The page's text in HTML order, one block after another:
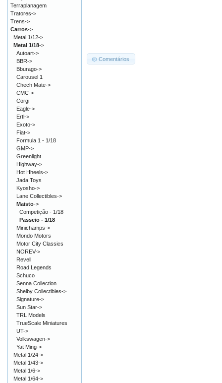
Comentários
Terraplanagem
Tratores->
Trens->
Carros->
Metal 1/12->
Metal 1/18->
Autoart->
BBR->
Bburago->
Carousel 1
Chech Mate->
CMC->
Corgi
Eagle->
Ertl->
Exoto->
Fiat->
Formula 1 - 1/18
GMP->
Greenlight
Highway->
Hot Hheels->
Jada Toys
Kyosho->
Lane Collectibles->
Maisto->
Competição - 1/18
Passeio - 1/18
Minichamps->
Mondo Motors
Motor City Classics
NOREV->
Revell
Road Legends
Schuco
Senna Collection
Shelby Collectibles->
Signature->
Sun Star->
TRL Models
TrueScale Miniatures
UT->
Volkswagen->
Yat Ming->
Metal 1/24->
Metal 1/43->
Metal 1/6->
Metal 1/64->